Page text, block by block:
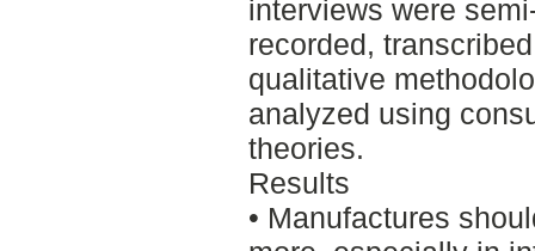
interviews were
recorded,
qualitative
analyzed using
theories.
Results
• Manufactures